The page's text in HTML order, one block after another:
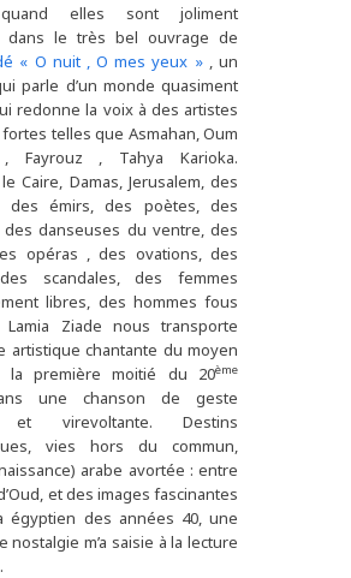
elles sont joliment
dans le très bel ouvrage de
« O nuit , O mes yeux », un
parle d’un monde quasiment
redonne la voix à des artistes
telles que Asmahan, Oum
, Fayrouz , Tahya Karioka.
Caire, Damas, Jerusalem, des
des émirs, des poètes, des
des danseuses du ventre, des
opéras , des ovations, des
scandales, des femmes
libres, des hommes fous
Lamia Ziade nous transporte
artistique chantante du moyen
la première moitié du 20ème
une chanson de geste
et virevoltante. Destins
vies hors du commun,
arabe avortée : entre
et des images fascinantes
égyptien des années 40, une
nostalgie m’a saisie à la lecture